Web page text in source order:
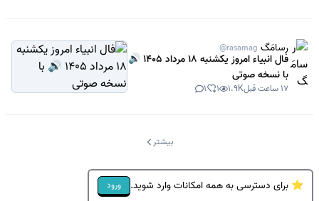
رسامَگ @rasamag
فال انبیاء امروز یکشنبه 18 مرداد 1405 🔊
با نسخه صوتی
17 ساعت قبل 1.9K
1
1
بیشتر
⭐ برای دسترسی به همه امکانات وارد شوید. ورود